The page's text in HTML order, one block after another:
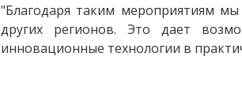
"Благодаря таким мероприятиям
других регионов. Это дает
инновационные технологии в